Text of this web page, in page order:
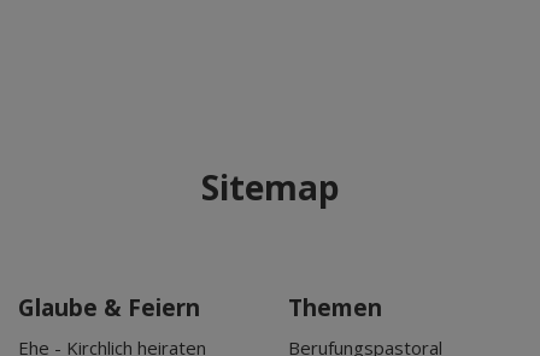
Sitemap
Glaube & Feiern
Ehe - Kirchlich heiraten
Themen
Berufungspastoral